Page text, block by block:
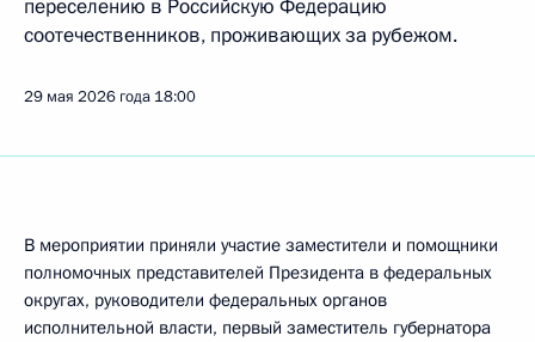
переселению в Российскую Федерацию
соотечественников, проживающих за рубежом.
29 мая 2026 года 18:00
В мероприятии приняли участие заместители и помощники
полномочных представителей Президента в федеральных
округах, руководители федеральных органов
исполнительной власти, первый заместитель губернатора